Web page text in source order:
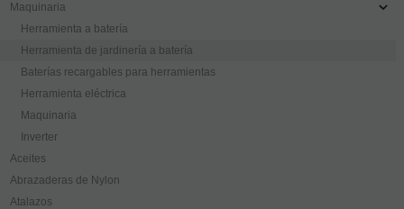
Maquinaria
Herramienta a batería
Herramienta de jardinería a batería
Baterías recargables para herramientas
Herramienta eléctrica
Maquinaria
Inverter
Aceites
Abrazaderas de Nylon
Atalazos